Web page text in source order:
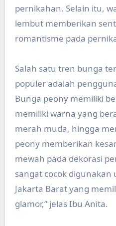
pernikahan. Selain itu,
lembut memberikan
romantisme pada
Salah satu tren bunga
populer adalah
Bunga peony memiliki
memiliki warna yang
merah muda, hingga
peony memberikan
mewah pada dekorasi
sangat cocok
Jakarta Barat yang
glamor,” jelas Ibu Anita.